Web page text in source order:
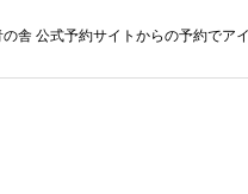
舎 公式予約サイトからの予約でア